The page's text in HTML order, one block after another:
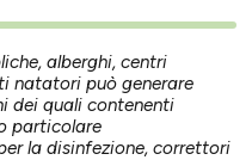
alberghi, centri
natatori può generare
dei quali contenenti
particolare
la disinfezione, correttori